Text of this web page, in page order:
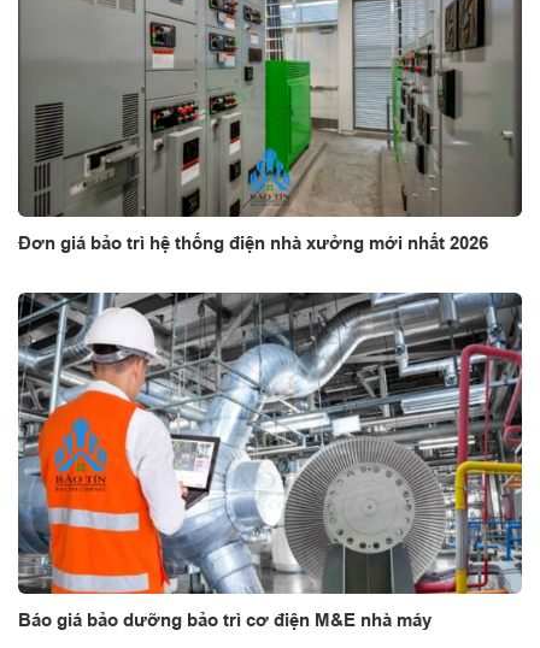
Đơn giá bảo trì hệ thống điện nhà xưởng mới nhất 2026
Báo giá bảo dưỡng bảo trì cơ điện M&E nhà máy